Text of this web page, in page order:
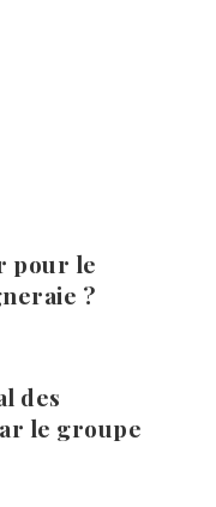
pour le
?
des
le groupe